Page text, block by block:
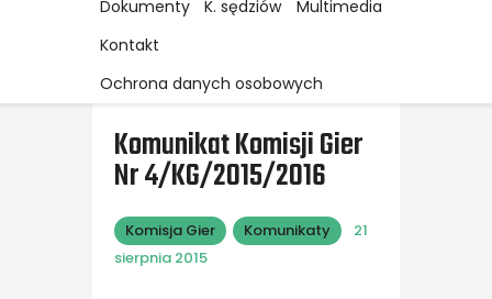
Dokumenty
K. sędziów
Multimedia
Kontakt
Ochrona danych osobowych
Komunikat Komisji Gier
Nr 4/KG/2015/2016
Komisja Gier Komunikaty
21
sierpnia 2015